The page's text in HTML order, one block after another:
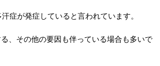
症が発症していると言われています。
、その他の要因も伴っている場合も多いで